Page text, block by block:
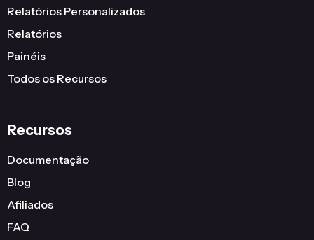
Relatórios Personalizados
Relatórios
Painéis
Todos os Recursos
Recursos
Documentação
Blog
Afiliados
FAQ